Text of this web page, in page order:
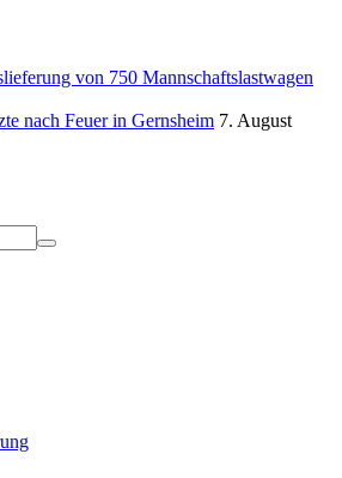
von 750 Mannschaftslastwagen
nach Feuer in Gernsheim 7. August